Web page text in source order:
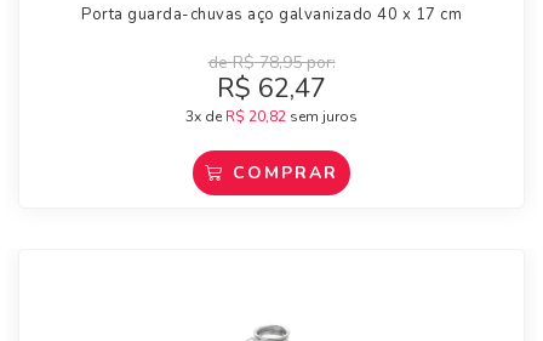
Porta guarda-chuvas aço galvanizado 40 x 17 cm
deR$78,95por:
R$ 62,47
3x de R$ 20,82 sem juros
COMPRAR